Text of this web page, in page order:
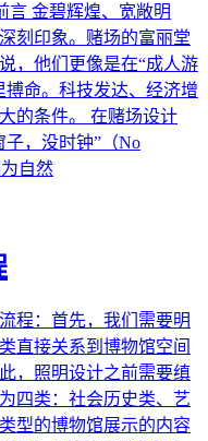
言 金碧辉煌、宽敞明
刻印象。赌场的富丽堂
，他们更像是在“成人游
命。科技发达、经济增
的条件。 在赌场设计
子，没时钟”（No
自然
程：首先，我们需要明
直接关系到博物馆空间
，照明设计之前需要缜
四类：社会历史类、艺
型的博物馆展示的内容